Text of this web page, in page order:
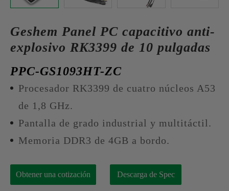
Geshem Panel PC capacitivo anti-
explosivo RK3399 de 10 pulgadas
PPC-GS1093HT-ZC
Procesador RK3399 de cuatro núcleos A53
de 1,8 GHz.
Pantalla de grado industrial y multitáctil.
Memoria DDR3 de 4GB a bordo.
Obtener una cotización Descarga de Spec